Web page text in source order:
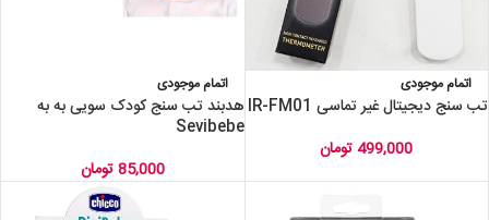
اتمام موجودی
تب سنج دیجیتال غیر تماسی IR-FM01
499,000تومان
اتمام موجودی
هدبند تب سنج کودک سویی به به
Sevibebe
85,000تومان